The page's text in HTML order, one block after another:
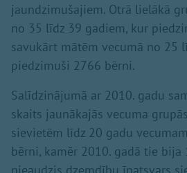
jaundzimušajiem. Otrā lielākā
no 35 līdz 39 gadiem, kur
savukārt mātēm vecumā no 25
piedzimuši 2766 bērni.
Salīdzinājumā ar 2010. gadu
skaits jaunākajās vecuma
sievietēm līdz 20 gadu
bērni, kamēr 2010. gadā tie bija
pieaudzis dzemdību īpatsvars